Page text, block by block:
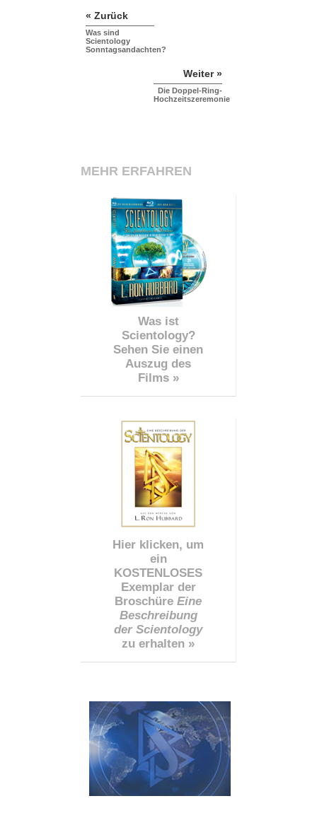
« Zurück
Was sind
Scientology
Sonntagsandachten?
Weiter »
Die Doppel-Ring-
Hochzeitszeremonie
MEHR ERFAHREN
Was ist
Scientology?
Sehen Sie einen
Auszug des
Films »
Hier klicken, um
ein
KOSTENLOSES
Exemplar der
Broschüre Eine
Beschreibung
der Scientology
zu erhalten »